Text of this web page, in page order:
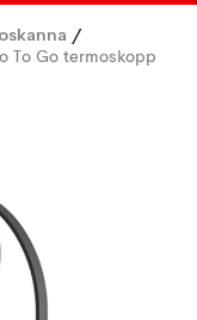
/
To Go termoskopp